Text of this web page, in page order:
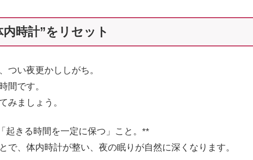
時計”をリセット
つい夜更かししがち。
間です。
みましょう。
起きる時間を一定に保つ」こと。**
で、体内時計が整い、夜の眠りが自然に深くなります。